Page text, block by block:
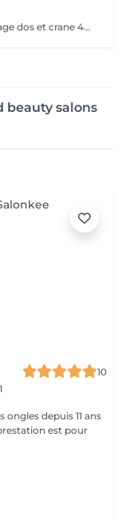
Soin visage Clean Express 60 min + massage dos et crane 40 min. Un moment de lâcher prise pour libérer les tensions et retrouver un visage frais et reposé.
beauty salons
10
depuis 11 ans
est pour